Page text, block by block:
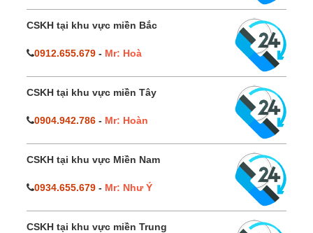
CSKH tại khu vực miền Bắc
0912.655.679 - Mr: Hoà
CSKH tại khu vực miền Tây
0904.942.786 - Mr: Hoàn
CSKH tại khu vực Miền Nam
0934.655.679 - Mr: Như Ý
CSKH tại khu vực miền Trung